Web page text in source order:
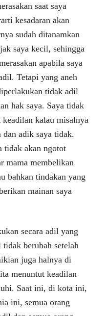
saat saya
kesadaran akan
sudah ditanamkan
saya kecil, sehingga
apabila saya
Tetapi yang aneh
tidak adil
hak saya. Saya tidak
kalau misalnya
adik saya tidak.
tidak akan ngotot
mama membelikan
bahkan tindakan yang
mainan saya
secara adil yang
tidak berubah setelah
juga halnya di
menuntut keadilan
Saat ini, di kota ini,
ini, semua orang